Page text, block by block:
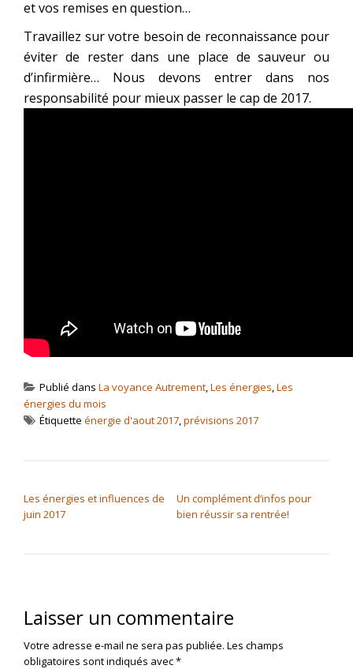
et vos remises en question…
Travaillez sur votre besoin de reconnaissance pour
éviter de rester dans une place de sauveur ou
d’infirmière… Nous devons entrer dans nos
responsabilité pour mieux passer le cap de 2017.
Publié dans La voyance Autrement Les énergies Les
énergies du mois
Étiquette énergie d'aout 2017 prévisions 2017
Les énergies et influences de
juin 2017
Un complément d’infos pour
bien réussir sa rentrée!
Laisser un commentaire
Votre adresse e-mail ne sera pas publiée. Les champs
obligatoires sont indiqués avec*